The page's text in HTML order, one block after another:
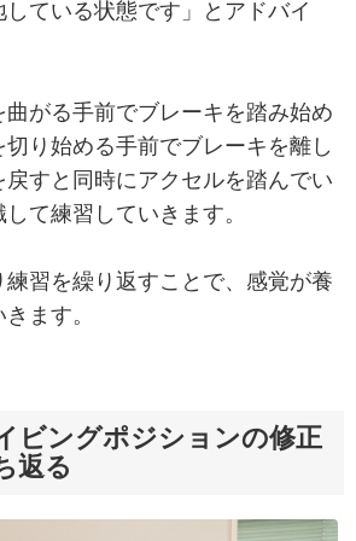
ている状態です」とアドバイ
がる手前でブレーキを踏み始め
り始める手前でブレーキを離し
すと同時にアクセルを踏んでい
て練習していきます。
練習を繰り返すことで、感覚が養
ます。
ビングポジションの修正
返る